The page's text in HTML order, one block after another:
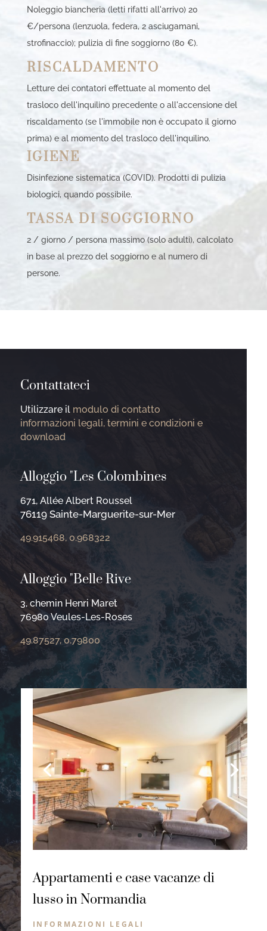
Noleggio biancheria (letti rifatti all'arrivo) 20
€/persona (lenzuola, federa, 2 asciugamani,
strofinaccio); pulizia di fine soggiorno (80 €).
RISCALDAMENTO
Letture dei contatori effettuate al momento del
trasloco dell'inquilino precedente o all'accensione del
riscaldamento (se l'immobile non è occupato il giorno
prima) e al momento del trasloco dell'inquilino.
IGIENE
Disinfezione sistematica (COVID). Prodotti di pulizia
biologici, quando possibile.
TASSA DI SOGGIORNO
2 / giorno / persona massimo (solo adulti), calcolato
in base al prezzo del soggiorno e al numero di
persone.
Contattateci
Utilizzare il modulo di contatto
informazioni legali, termini e condizioni e
download
Alloggio "Les Colombines
671, Allée Albert Roussel
76119 Sainte-Marguerite-sur-Mer
49.915468, 0.968322
Alloggio "Belle Rive
3, chemin Henri Maret
76980 Veules-Les-Roses
49.87527, 0.79800
Appartamenti e case vacanze di
lusso in Normandia
INFORMAZIONI LEGALI